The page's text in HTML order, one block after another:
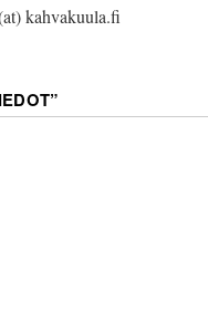
kahvakuula.fi
”